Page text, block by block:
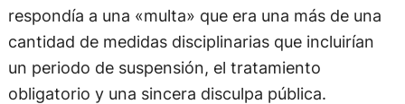
respondía a una «multa» que era una más de una
cantidad de medidas disciplinarias que incluirían
un periodo de suspensión, el tratamiento
obligatorio y una sincera disculpa pública.